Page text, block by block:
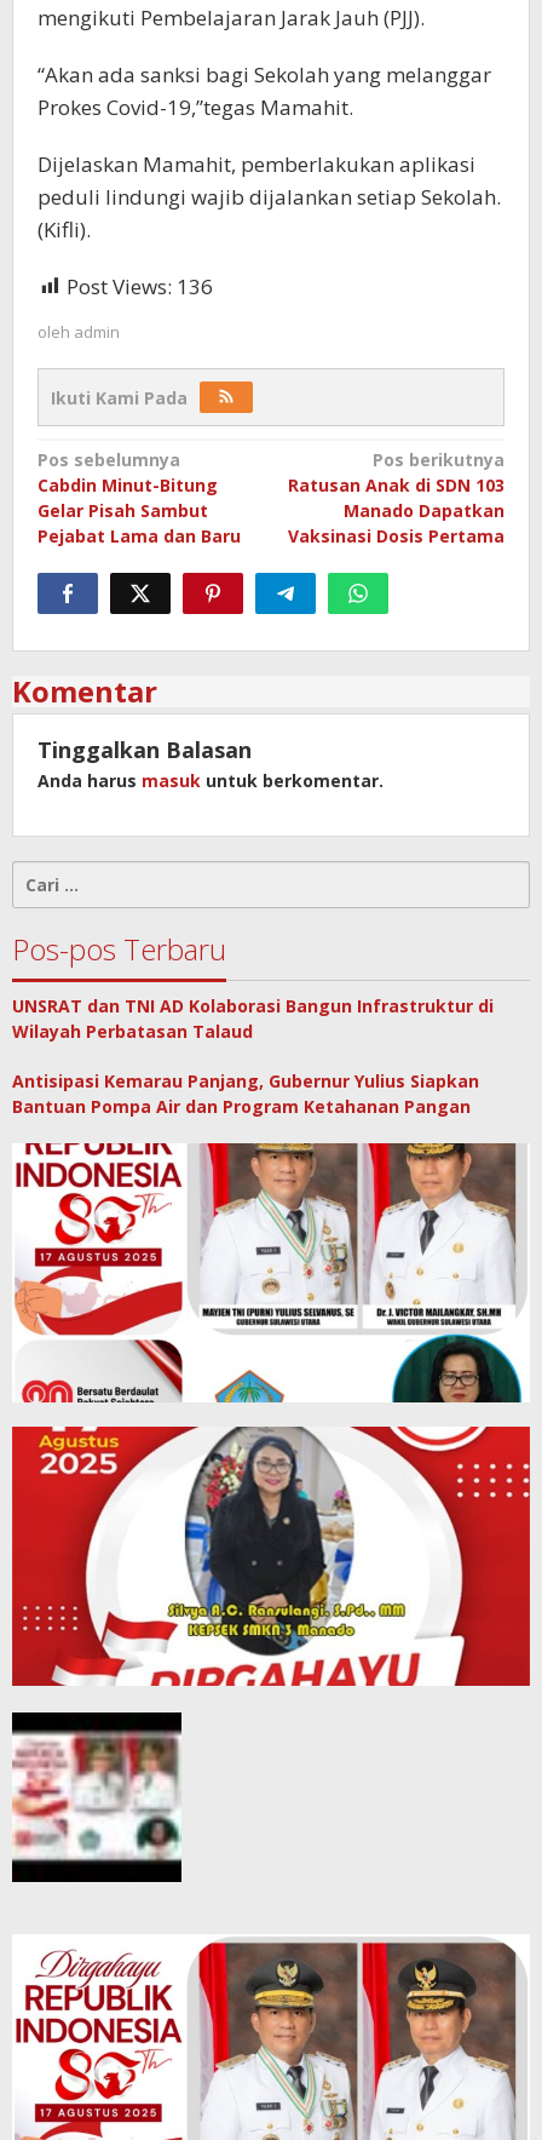
mengikuti Pembelajaran Jarak Jauh (PJJ).
“Akan ada sanksi bagi Sekolah yang melanggar
Prokes Covid-19,”tegas Mamahit.
Dijelaskan Mamahit, pemberlakukan aplikasi
peduli lindungi wajib dijalankan setiap Sekolah.
(Kifli).
Post Views: 136
oleh admin
Ikuti Kami Pada
Navigasi
pos
Pos sebelumnya
Cabdin Minut-Bitung
Gelar Pisah Sambut
Pejabat Lama dan Baru
Pos berikutnya
Ratusan Anak di SDN 103
Manado Dapatkan
Vaksinasi Dosis Pertama
Komentar
Tinggalkan Balasan
Anda harus masuk untuk berkomentar.
untuk:
Pos-pos Terbaru
UNSRAT dan TNI AD Kolaborasi Bangun Infrastruktur di
Wilayah Perbatasan Talaud
Antisipasi Kemarau Panjang, Gubernur Yulius Siapkan
Bantuan Pompa Air dan Program Ketahanan Pangan